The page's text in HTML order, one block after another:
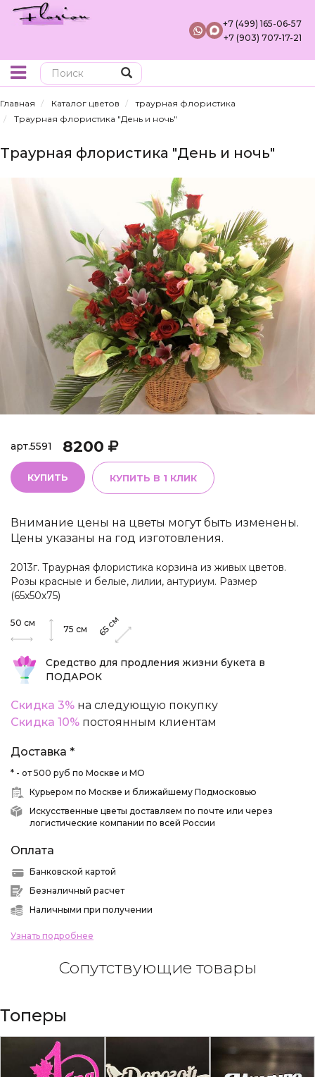
+7 (499) 165-06-57
+7 (903) 707-17-21
Главная Каталог цветов
траурная флористика
Траурная флористика "День и ночь"
Траурная флористика "День и ночь"
арт.5591 8200
КУПИТЬ КУПИТЬ В 1 КЛИК
Внимание цены на цветы могут быть изменены.
Цены указаны на год изготовления.
2013г. Траурная флористика корзина из живых цветов.
Розы красные и белые, лилии, антуриум. Размер
(65х50х75)
50 см
75 см 65
см
Средство для продления жизни букета в
ПОДАРОК
Скидка 3% на следующую покупку
Скидка 10% постоянным клиентам
Доставка *
* - от 500 руб по Москве и МО
Курьером по Москве и ближайшему Подмосковью
Искусственные цветы доставляем по почте или через
логистические компании по всей России
Оплата
Банковской картой
Безналичный расчет
Наличными при получении
Узнать подробнее
Сопутствующие товары
Топеры